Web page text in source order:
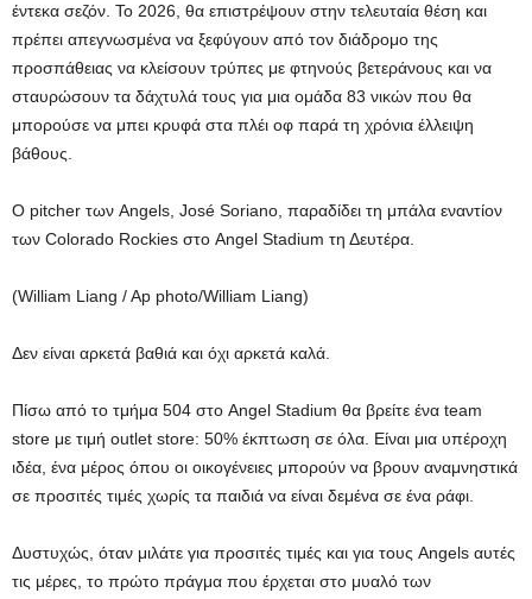
έντεκα σεζόν. Το 2026, θα επιστρέψουν στην τελευταία θέση και
πρέπει απεγνωσμένα να ξεφύγουν από τον διάδρομο της
προσπάθειας να κλείσουν τρύπες με φτηνούς βετεράνους και να
σταυρώσουν τα δάχτυλά τους για μια ομάδα 83 νικών που θα
μπορούσε να μπει κρυφά στα πλέι οφ παρά τη χρόνια έλλειψη
βάθους.
Ο pitcher των Angels, José Soriano, παραδίδει τη μπάλα εναντίον
των Colorado Rockies στο Angel Stadium τη Δευτέρα.
(William Liang / Ap photo/William Liang)
Δεν είναι αρκετά βαθιά και όχι αρκετά καλά.
Πίσω από το τμήμα 504 στο Angel Stadium θα βρείτε ένα team
store με τιμή outlet store: 50% έκπτωση σε όλα. Είναι μια υπέροχη
ιδέα, ένα μέρος όπου οι οικογένειες μπορούν να βρουν αναμνηστικά
σε προσιτές τιμές χωρίς τα παιδιά να είναι δεμένα σε ένα ράφι.
Δυστυχώς, όταν μιλάτε για προσιτές τιμές και για τους Angels αυτές
τις μέρες, το πρώτο πράγμα που έρχεται στο μυαλό των